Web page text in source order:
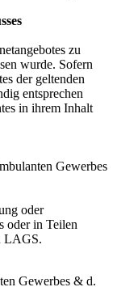
zu
wurde. Sofern
der geltenden
entsprechen
in ihrem Inhalt
Gewerbes
oder
oder in Teilen
LAGS.
Gewerbes & d.